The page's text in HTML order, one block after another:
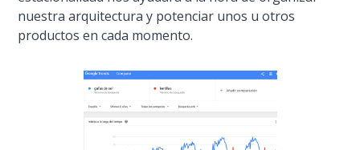
nuestra arquitectura y potenciar unos u otros
productos en cada momento.